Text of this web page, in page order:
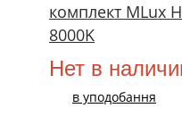
комплект MLux
8000K
Нет в
в уподобання